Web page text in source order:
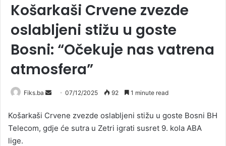
Košarkaši Crvene zvezde
oslabljeni stižu u goste
Bosni: “Očekuje nas vatrena
atmosfera”
Fiks.ba
Send
email
07/12/2025 92 1 minute read
Košarkaši Crvene zvezde oslabljeni stižu u goste Bosni BH
Telecom, gdje će sutra u Zetri igrati susret 9. kola ABA
lige.